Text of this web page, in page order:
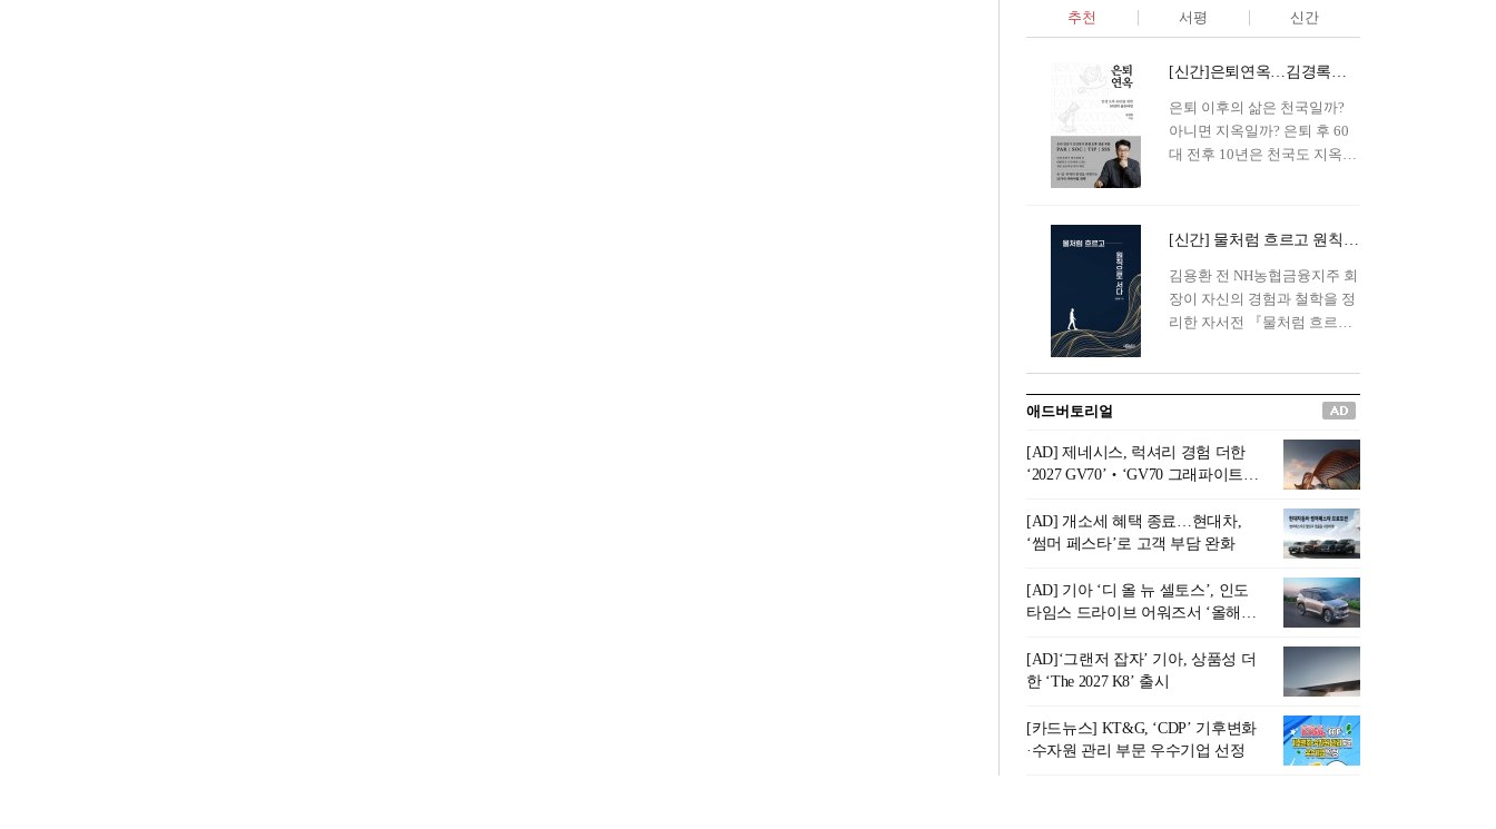
추천 서평 신간
[신간]은퇴연옥…김경록의 은퇴 후 삶의 나침반
은퇴 이후의 삶은 천국일까?
아니면 지옥일까? 은퇴 후 60
대 전후 10년은 천국도 지옥도
은퇴 설계를 가이드해 온 김경
록 옵투스자산운용의 고문이
신간 『은퇴연옥』을 내놓았
다.단테는 지옥을 '모든 희망을
록 고문은 새로운 시각을 제시
0년의 과도기는 지옥이 아니라
정화와 성장의 공간인 ‘은퇴연
옥(Purgatory)’이라는 것이다.
연옥은 고통스럽지만 끝이 있
으며, 준비를 통해 천국으로 나
아갈 수 있는 희망의 장소라고
말한
[신간] 물처럼 흐르고 원칙으로 서다…김용환의 통찰을 담다
김용환 전 NH농협금융지주 회
장이 자신의 경험과 철학을 정
리한 자서전 『물처럼 흐르고
통 관료 출신으로 한국 금융의
주요 변곡점마다 중요한 역할
을 하고 금융 경영인으로서 큰
족적을 남긴 김 전 회장이 후배
세대에게 전하는 삶의 조언을
담은 인생 노트다.『물처럼 흐
르고 원칙으로 서다』는 단순
한 자서전을 넘어, 실패를 두려
워하지 않는 용기와 자신에 대
한 믿음이 어떻게 삶을 풍요롭
게 만드는지를 보여주는 지혜
의 보고로 평가된다.김용환 전
회장은 “인생의 목표가 크더라
도 조급해하지 말고 작은 것부
터 하나 하나 성취해 나가
라”고 조언한다. 뼈아픈 실패
조차 성공의 뼈대가 된다는 긍
애드버토리얼
[AD] 제네시스, 럭셔리 경험 더한
‘2027 GV70’‧‘GV70 그래파이트’
[AD] 개소세 혜택 종료…현대차,
‘썸머 페스타’로 고객 부담 완화
[AD] 기아 ‘디 올 뉴 셀토스’, 인도
타임스 드라이브 어워즈서 ‘올해의
[AD]‘그랜저 잡자’ 기아, 상품성 더
한 ‘The 2027 K8’ 출시
[카드뉴스] KT&G, ‘CDP’ 기후변화
·수자원 관리 부문 우수기업 선정